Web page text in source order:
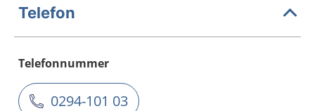
Telefon
Telefonnummer
0294-101 03